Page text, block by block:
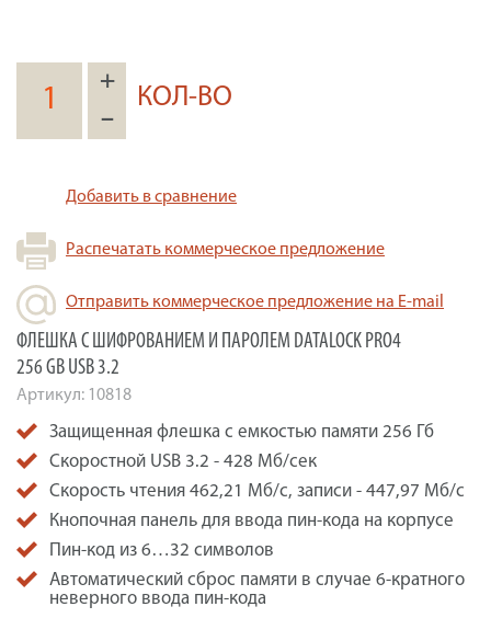
+
–
КОЛ-ВО
Добавить в сравнение
Распечатать коммерческое предложение
Отправить коммерческое предложение на E-mail
ФЛЕШКА С ШИФРОВАНИЕМ И ПАРОЛЕМ DATALOCK PRO4
256 GB USB 3.2
Артикул: 10818
Защищенная флешка с емкостью памяти 256 Гб
Скоростной USB 3.2 - 428 Мб/сек
Скорость чтения 462,21 Мб/с, записи - 447,97 Мб/с
Кнопочная панель для ввода пин-кода на корпусе
Пин-код из 6…32 символов
Автоматический сброс памяти в случае 6-кратного
неверного ввода пин-кода